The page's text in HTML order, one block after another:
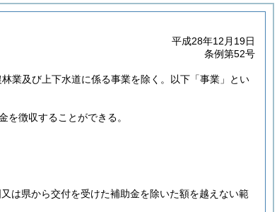
平成28年12月19日
条例第52号
林業及び上下水道に係る事業を除く。以下「事業」とい
を徴収することができる。
は県から交付を受けた補助金を除いた額を越えない範